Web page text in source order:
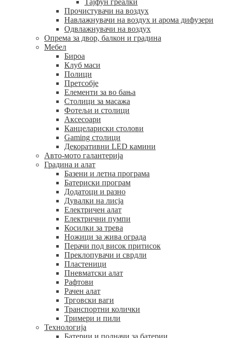
Тајфун греалки
Прочистувачи на воздух
Навлажнувачи на воздух и арома дифузери
Одвлажнувачи на воздух
Опрема за двор, балкон и градина
Мебел
Бироа
Клуб маси
Полици
Претсобје
Елементи за во бања
Столици за масажа
Фотељи и столици
Аксесоари
Канцелариски столови
Gaming столици
Декоративни LED камини
Авто-мото галантерија
Градина и алат
Базени и летна програма
Батериски програм
Додатоци и разно
Дувалки на лисја
Електричен алат
Електрични пумпи
Косилки за трева
Ножици за жива ограда
Перачи под висок притисок
Преклопувачи и сврдли
Пластеници
Пневматски алат
Рафтови
Рачен алат
Трговски ваги
Транспортни колички
Тримери и пили
Технологија
Батерии и полначи за батерии